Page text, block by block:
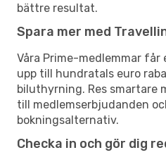
bättre resultat.
Spara mer med
Våra Prime-medlemmar får
upp till hundratals euro
biluthyrning. Res smartare
till medlemserbjudanden
bokningsalternativ.
Checka in och gör dig